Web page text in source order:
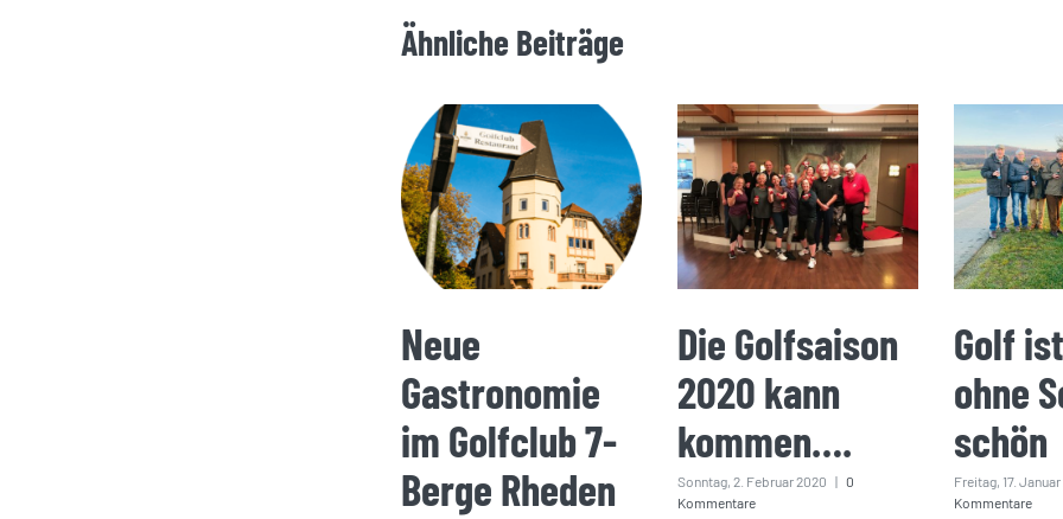
Ähnliche Beiträge
Neue
Gastronomie
im Golfclub 7-
Berge Rheden
Die Golfsaison
2020 kann
kommen….
Sonntag, 2. Februar 2020 | 0
Kommentare
Golf
ohne
schön
Freitag, 17.
Kommentare